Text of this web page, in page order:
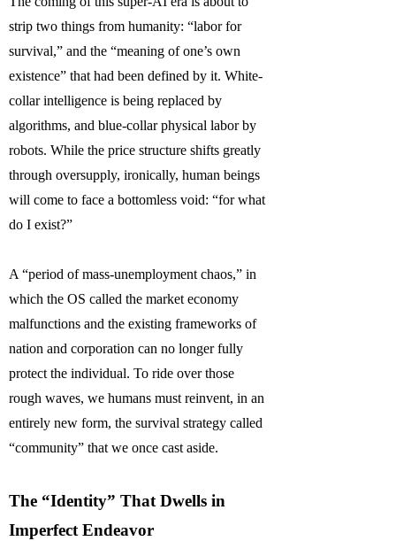
strip two things from humanity: “labor for
survival,” and the “meaning of one’s own
existence” that had been defined by it. White-
collar intelligence is being replaced by
algorithms, and blue-collar physical labor by
robots. While the price structure shifts greatly
through oversupply, ironically, human beings
will come to face a bottomless void: “for what
do I exist?”
A “period of mass-unemployment chaos,” in
which the OS called the market economy
malfunctions and the existing frameworks of
nation and corporation can no longer fully
protect the individual. To ride over those
rough waves, we humans must reinvent, in an
entirely new form, the survival strategy called
“community” that we once cast aside.
The “Identity” That Dwells in
Imperfect Endeavor